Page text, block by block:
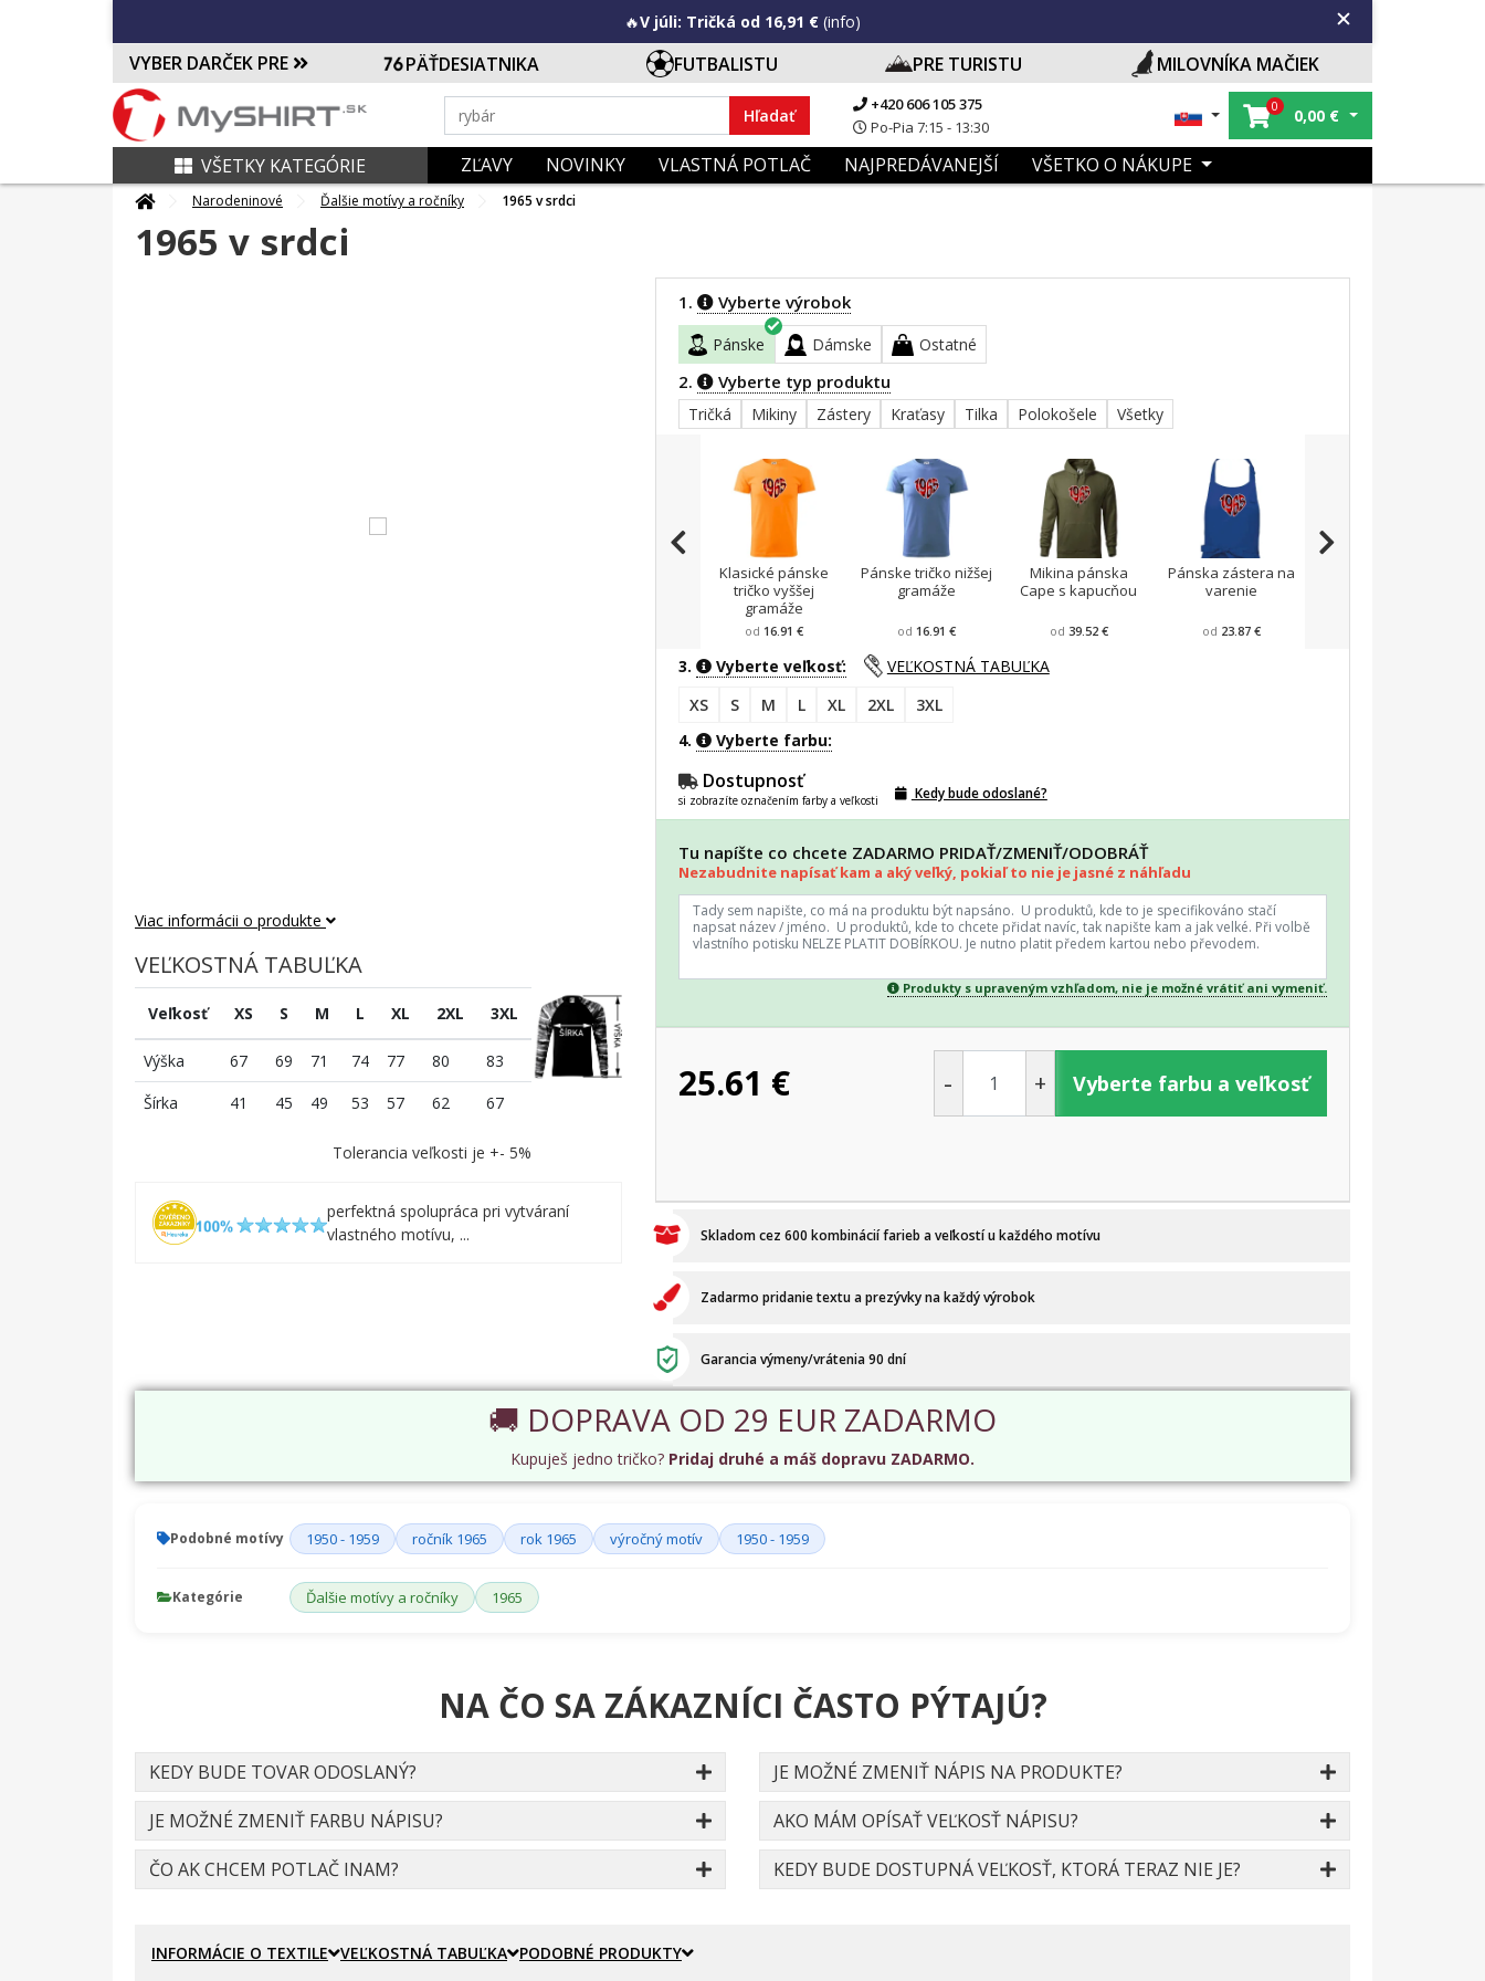
🔥V júli: Tričká od 16,91 € (info)
VYBER DARČEK PRE PÄŤDESIATNIKA FUTBALISTU PRE TURISTU MILOVNÍKA MAČIEK
Hľadať
+420 606 105 375
Po-Pia 7:15 - 13:30
0 0,00 €
VŠETKY KATEGÓRIE ZĽAVY NOVINKY VLASTNÁ POTLAČ NAJPREDÁVANEJŠÍ VŠETKO O NÁKUPE
Narodeninové Ďalšie motívy a ročníky 1965 v srdci
1965 v srdci
Viac informácii o produkte
VEĽKOSTNÁ TABUĽKA
Veľkosť XS S M L XL 2XL 3XL
Výška 67 69 71 74 77 80
83
Šírka
41 45 49 53 57 62 67
Tolerancia veľkosti je +- 5%
perfektná spolupráca pri vytváraní
vlastného motívu, ...
1. Vyberte výrobok
Pánske Dámske Ostatné
2. Vyberte typ produktu
Tričká Mikiny Zástery Kraťasy Tilka Polokošele Všetky
Klasické pánske
tričko vyššej
gramáže
od 16.91 €
Pánske tričko nižšej
gramáže
od 16.91 €
Mikina pánska
Cape s kapucňou
od 39.52 €
Pánska zástera na
varenie
od 23.87 €
3. Vyberte veľkosť:
VEĽKOSTNÁ TABUĽKA
XS
S M L XL 2XL
3XL
4.
Vyberte farbu:
Dostupnosť
si zobrazíte označením farby a veľkosti Kedy bude odoslané?
Tu napíšte co chcete ZADARMO PRIDAŤ/ZMENIŤ/ODOBRÁŤ
Nezabudnite napísať kam a aký veľký, pokiaľ to nie je jasné z náhľadu
Produkty s upraveným vzhľadom, nie je možné vrátiť ani vymeniť.
25.61 € - + Vyberte farbu a veľkosť
Skladom cez 600 kombinácií farieb a veľkostí u každého motívu
Zadarmo pridanie textu a prezývky na každý výrobok
Garancia výmeny/vrátenia 90 dní
🚚 DOPRAVA OD 29 EUR ZADARMO
Kupuješ jedno tričko? Pridaj druhé a máš dopravu ZADARMO.
Podobné motívy 1950 - 1959 ročník 1965 rok 1965 výročný motív 1950 - 1959
Kategórie Ďalšie motívy a ročníky 1965
NA ČO SA ZÁKAZNÍCI ČASTO PÝTAJÚ?
KEDY BUDE TOVAR ODOSLANÝ?
JE MOŽNÉ ZMENIŤ FARBU NÁPISU?
ČO AK CHCEM POTLAČ INAM?
JE MOŽNÉ ZMENIŤ NÁPIS NA PRODUKTE?
AKO MÁM OPÍSAŤ VEĽKOSŤ NÁPISU?
KEDY BUDE DOSTUPNÁ VEĽKOSŤ, KTORÁ TERAZ NIE JE?
INFORMÁCIE O TEXTILE VEĽKOSTNÁ TABUĽKA PODOBNÉ PRODUKTY